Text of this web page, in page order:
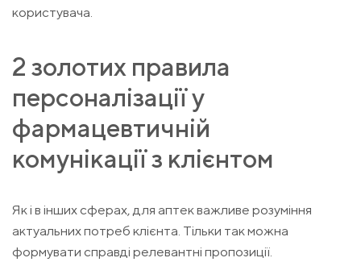
користувача.
2 золотих правила
персоналізації у
фармацевтичній
комунікації з клієнтом
Як і в інших сферах, для аптек важливе розуміння
актуальних потреб клієнта. Тільки так можна
формувати справді релевантні пропозиції.